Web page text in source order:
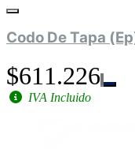
Codo De Tapa
$611.226
IVA Incluido